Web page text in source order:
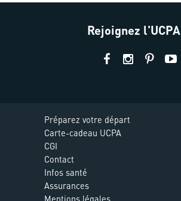
Rejoignez l'UCPA
Préparez votre départ
Carte-cadeau UCPA
CGI
Contact
Infos santé
Assurances
Mentions légales